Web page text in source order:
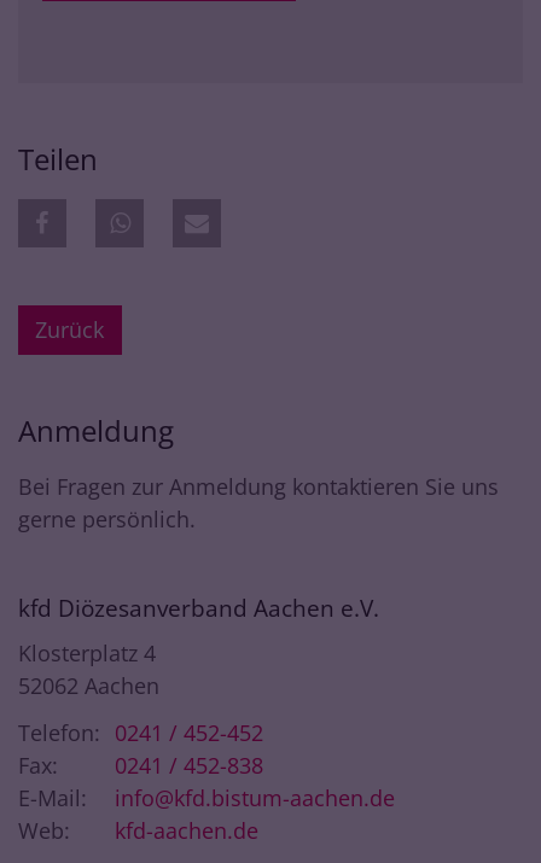
Teilen
Zurück
Anmeldung
Bei Fragen zur Anmeldung kontaktieren Sie uns
gerne persönlich.
kfd Diözesanverband Aachen e.V.
Klosterplatz 4
52062 Aachen
Telefon:
0241 / 452-452
Fax:
0241 / 452-838
E-Mail:
info@kfd.bistum-aachen.de
Web:
kfd-aachen.de